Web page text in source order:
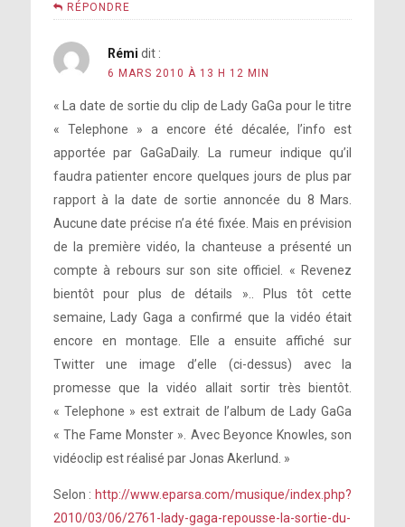
RÉPONDRE
Rémi dit :
6 MARS 2010 À 13 H 12 MIN
« La date de sortie du clip de Lady GaGa pour le titre
« Telephone » a encore été décalée, l’info est
apportée par GaGaDaily. La rumeur indique qu’il
faudra patienter encore quelques jours de plus par
rapport à la date de sortie annoncée du 8 Mars.
Aucune date précise n’a été fixée. Mais en prévision
de la première vidéo, la chanteuse a présenté un
compte à rebours sur son site officiel. « Revenez
bientôt pour plus de détails ».. Plus tôt cette
semaine, Lady Gaga a confirmé que la vidéo était
encore en montage. Elle a ensuite affiché sur
Twitter une image d’elle (ci-dessus) avec la
promesse que la vidéo allait sortir très bientôt.
« Telephone » est extrait de l’album de Lady GaGa
« The Fame Monster ». Avec Beyonce Knowles, son
vidéoclip est réalisé par Jonas Akerlund. »
Selon : http://www.eparsa.com/musique/index.php?
2010/03/06/2761-lady-gaga-repousse-la-sortie-du-